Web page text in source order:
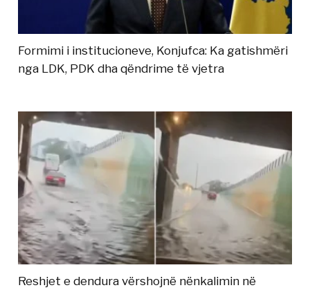
Formimi i institucioneve, Konjufca: Ka gatishmëri
nga LDK, PDK dha qëndrime të vjetra
Reshjet e dendura vërshojnë nënkalimin në